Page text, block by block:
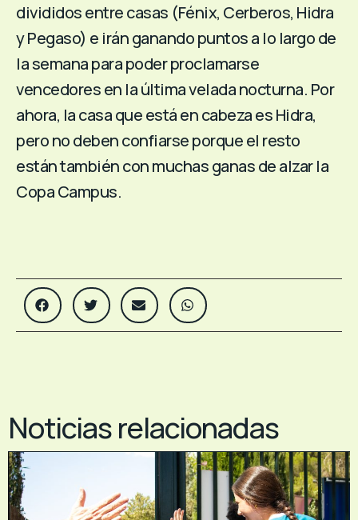
divididos entre casas (Fénix, Cerberos, Hidra
y Pegaso) e irán ganando puntos a lo largo de
la semana para poder proclamarse
vencedores en la última velada nocturna. Por
ahora, la casa que está en cabeza es Hidra,
pero no deben confiarse porque el resto
están también con muchas ganas de alzar la
Copa Campus.
Noticias relacionadas